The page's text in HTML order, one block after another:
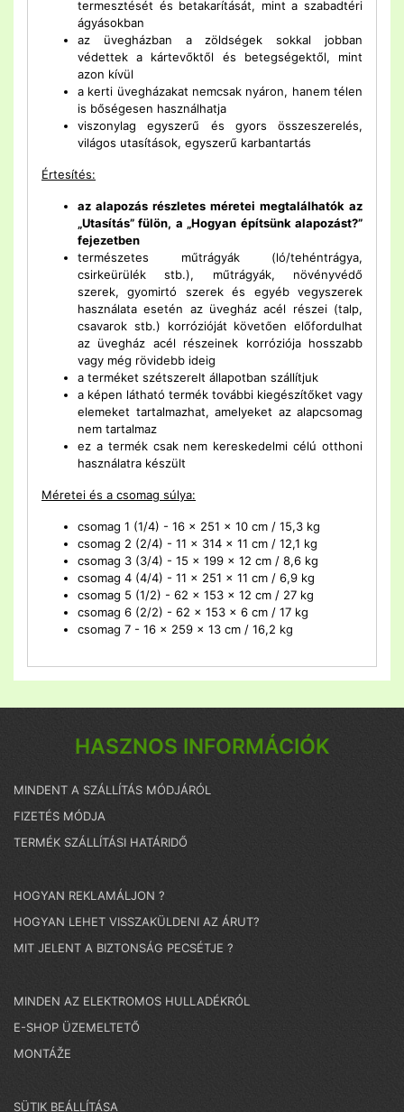
termesztését és betakarítását, mint a szabadtéri
ágyásokban
az üvegházban a zöldségek sokkal jobban
védettek a kártevőktől és betegségektől, mint
azon kívül
a kerti üvegházakat nemcsak nyáron, hanem télen
is bőségesen használhatja
viszonylag egyszerű és gyors összeszerelés,
világos utasítások, egyszerű karbantartás
Értesítés:
az alapozás részletes méretei megtalálhatók az
„Utasítás” fülön, a „Hogyan építsünk alapozást?”
fejezetben
természetes műtrágyák (ló/tehéntrágya,
csirkeürülék stb.), műtrágyák, növényvédő
szerek, gyomirtó szerek és egyéb vegyszerek
használata esetén az üvegház acél részei (talp,
csavarok stb.) korrózióját követően előfordulhat
az üvegház acél részeinek korróziója hosszabb
vagy még rövidebb ideig
a terméket szétszerelt állapotban szállítjuk
a képen látható termék további kiegészítőket vagy
elemeket tartalmazhat, amelyeket az alapcsomag
nem tartalmaz
ez a termék csak nem kereskedelmi célú otthoni
használatra készült
Méretei és a csomag súlya:
csomag 1 (1/4) - 16 x 251 x 10 cm / 15,3 kg
csomag 2 (2/4) - 11 x 314 x 11 cm / 12,1 kg
csomag 3 (3/4) - 15 x 199 x 12 cm / 8,6 kg
csomag 4 (4/4) - 11 x 251 x 11 cm / 6,9 kg
csomag 5 (1/2) - 62 x 153 x 12 cm / 27 kg
csomag 6 (2/2) - 62 x 153 x 6 cm / 17 kg
csomag 7 - 16 x 259 x 13 cm / 16,2 kg
HASZNOS INFORMÁCIÓK
MINDENT A SZÁLLÍTÁS MÓDJÁRÓL
FIZETÉS MÓDJA
TERMÉK SZÁLLÍTÁSI HATÁRIDŐ
HOGYAN REKLAMÁLJON ?
HOGYAN LEHET VISSZAKÜLDENI AZ ÁRUT?
MIT JELENT A BIZTONSÁG PECSÉTJE ?
MINDEN AZ ELEKTROMOS HULLADÉKRÓL
E-SHOP ÜZEMELTETŐ
MONTÁŽE
SÜTIK BEÁLLÍTÁSA